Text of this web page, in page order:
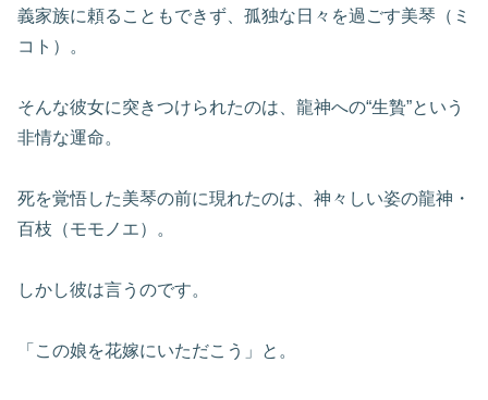
義家族に頼ることもできず、孤独な日々を過ごす美琴（ミ
コト）。
そんな彼女に突きつけられたのは、龍神への“生贄”という
非情な運命。
死を覚悟した美琴の前に現れたのは、神々しい姿の龍神・
百枝（モモノエ）。
しかし彼は言うのです。
「この娘を花嫁にいただこう」と。